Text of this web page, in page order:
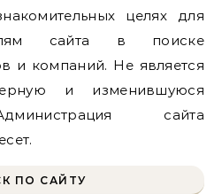
целях для
сайта в поиске
и компаний. Не является
и изменившуюся
сайта
ПО САЙТУ